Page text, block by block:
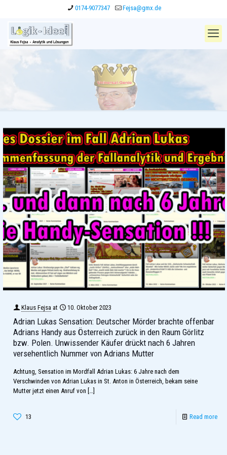
0174-9077347 Fejsa@gmx.de
Klaus Fejsa at 10. Oktober 2023
Adrian Lukas Sensation: Deutscher Mörder brachte offenbar
Adrians Handy aus Österreich zurück in den Raum Görlitz
bzw. Polen. Unwissender Käufer drückt nach 6 Jahren
versehentlich Nummer von Adrians Mutter
Achtung, Sensation im Mordfall Adrian Lukas: 6 Jahre nach dem
Verschwinden von Adrian Lukas in St. Anton in Österreich, bekam seine
Mutter jetzt einen Anruf von […]
13 Read more